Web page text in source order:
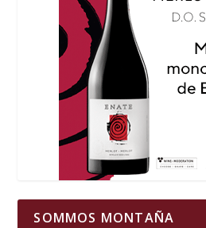
SOMMOS MONTAÑA